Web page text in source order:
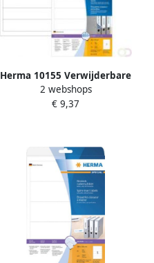
Herma 10155 Verwijderbare
ordneretiketten A4 192 x 38
mm wit ondoorzichtig
2 webshops
€ 9,37